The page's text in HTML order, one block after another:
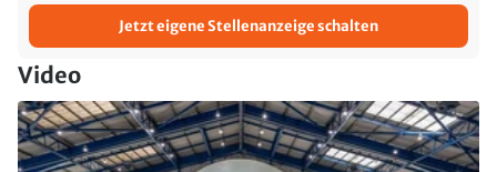
Jetzt eigene Stellenanzeige schalten
Video